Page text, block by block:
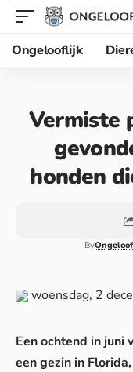
Ongelooflijk
Vermiste
honden
By
woensdag, 2
Een ochtend in juni
een gezin in